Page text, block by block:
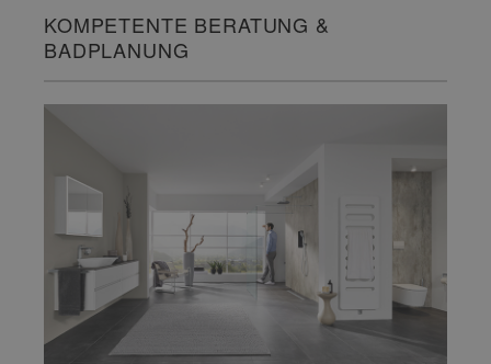
KOMPETENTE BERATUNG &
BADPLANUNG